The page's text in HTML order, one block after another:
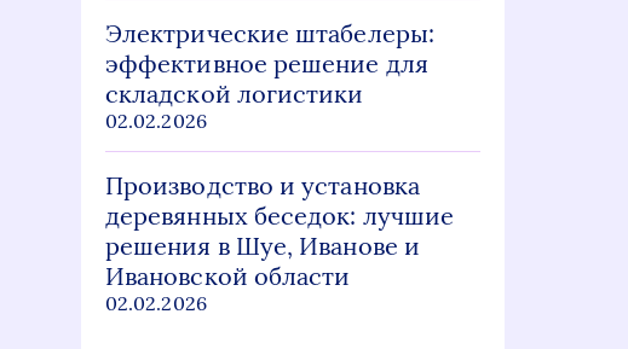
Электрические штабелеры:
эффективное решение для
складской логистики
02.02.2026
Производство и установка
деревянных беседок: лучшие
решения в Шуе, Иванове и
Ивановской области
02.02.2026